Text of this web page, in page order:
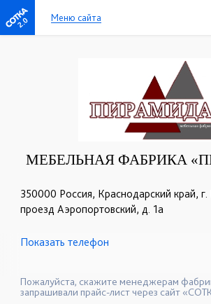
2.0 Меню сайта
МЕБЕЛЬНАЯ ФАБРИКА
350000 Россия, Краснодарский край,
проезд Аэропортовский, д. 1а
☎+7 (861) 227-87-87
Показать телефон
Пожалуйста, скажите менеджерам
запрашивали прайс-лист через сайт